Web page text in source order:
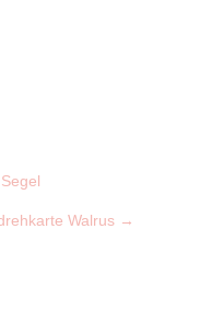
Walrus →